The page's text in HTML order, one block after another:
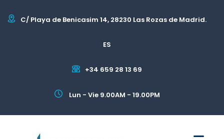
C/ Playa de Benicasim 14, 28230 Las Rozas de Madrid.
ES
+34 659 28 13 69
Lun - Vie 9.00AM - 19.00PM